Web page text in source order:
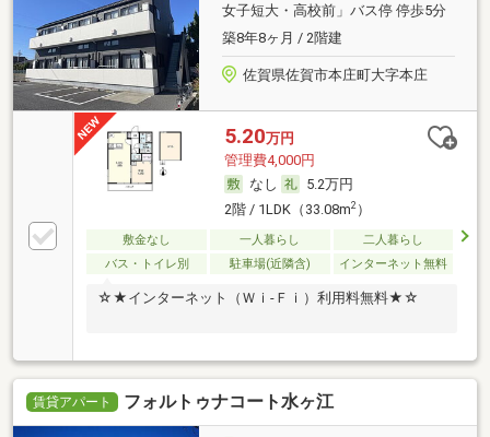
女子短大・高校前」バス停 停歩5分
築8年8ヶ月 / 2階建
佐賀県佐賀市本庄町大字本庄
5.20万円
管理費4,000円
なし
5.2万円
2階 / 1LDK（33.08m2）
敷金なし 一人暮らし
二人暮らし
バス・トイレ別
駐車場(近隣含) インターネット無料
☆★インターネット（Ｗｉ-Ｆｉ）利用料無料★☆
賃貸アパート フォルトゥナコート水ヶ江